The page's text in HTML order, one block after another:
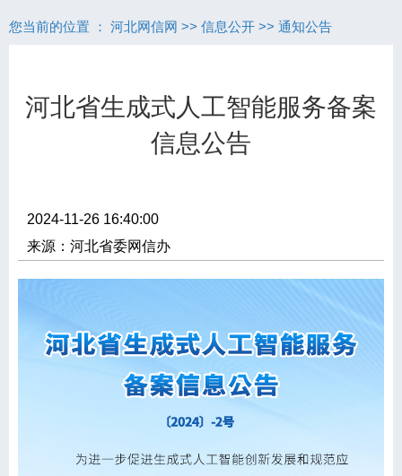
您当前的位置 ： 河北网信网 >> 信息公开 >> 通知公告
河北省生成式人工智能服务备案
信息公告
2024-11-26 16:40:00
来源：河北省委网信办